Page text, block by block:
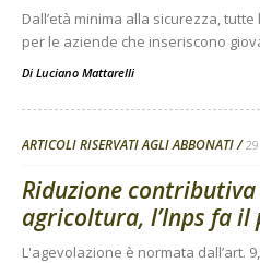
Dall’età minima alla sicurezza,
per le aziende che inseriscono
Di Luciano Mattarelli
ARTICOLI RISERVATI AGLI ABBONATI
Riduzione
agricoltura, l’Inps fa il
L'agevolazione è normata dall’art.